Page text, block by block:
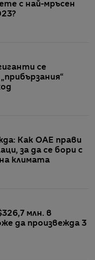
с най-мръсен
се
Как ОАЕ прави
за да се бори с
климата
млн. в
да произвежда 3